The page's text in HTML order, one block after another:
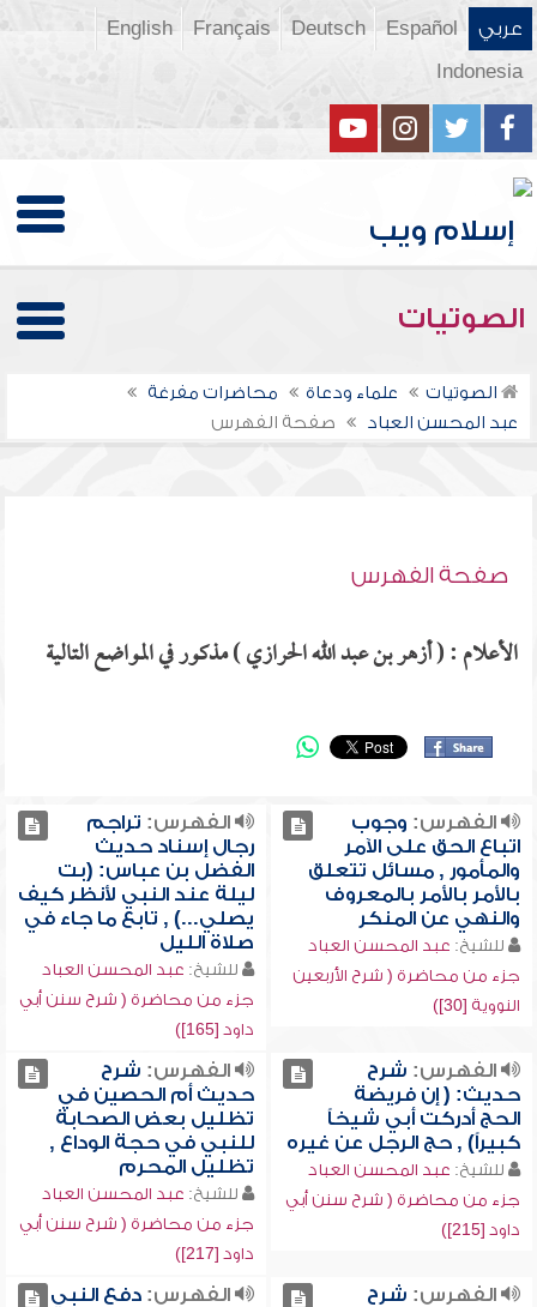
عربي Español
Deutsch
Français
English
Indonesia
الصوتيات
الصوتيات علماء ودعاة
محاضرات مفرغة
عبد المحسن العباد
صفحة الفهرس
صفحة الفهرس
الأعلام : ( أزهر بن عبد الله الحرازي ) مذكور في المواضع التالية
الفهرس: وجوب
اتباع الحق على الآمر
والمأمور , مسائل تتعلق
بالأمر بالأمر بالمعروف
والنهي عن المنكر
للشيخ: عبد المحسن العباد
جزء من محاضرة ( شرح الأربعين
النووية [30])
الفهرس: تراجم
رجال إسناد حديث
الفضل بن عباس: (بت
ليلة عند النبي لأنظر كيف
يصلي...) , تابع ما جاء في
صلاة الليل
للشيخ: عبد المحسن العباد
جزء من محاضرة ( شرح سنن أبي
داود [165])
الفهرس: شرح
حديث: ( إن فريضة
الحج أدركت أبي شيخاً
كبيراً) , حج الرجل عن غيره
للشيخ: عبد المحسن العباد
جزء من محاضرة ( شرح سنن أبي
داود [215])
الفهرس: شرح
حديث أم الحصين في
تظليل بعض الصحابة
للنبي في حجة الوداع ,
تظليل المحرم
للشيخ: عبد المحسن العباد
جزء من محاضرة ( شرح سنن أبي
داود [217])
الفهرس: شرح
الفهرس:دفع النبي